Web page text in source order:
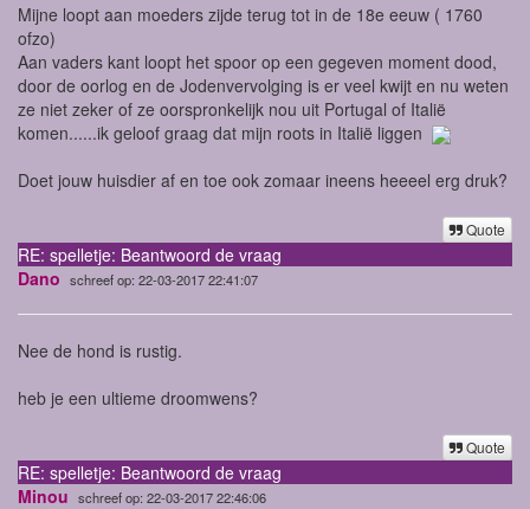
Mijne loopt aan moeders zijde terug tot in de 18e eeuw ( 1760
ofzo)
Aan vaders kant loopt het spoor op een gegeven moment dood,
door de oorlog en de Jodenvervolging is er veel kwijt en nu weten
ze niet zeker of ze oorspronkelijk nou uit Portugal of Italië
komen......ik geloof graag dat mijn roots in Italië liggen
Doet jouw huisdier af en toe ook zomaar ineens heeeel erg druk?
Quote
RE: spelletje: Beantwoord de vraag
Dano schreef op: 22-03-2017 22:41:07
Nee de hond is rustig.
heb je een ultieme droomwens?
Quote
RE: spelletje: Beantwoord de vraag
Minou schreef op: 22-03-2017 22:46:06